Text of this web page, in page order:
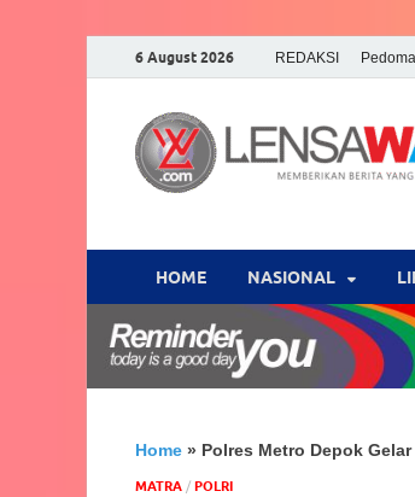
6 August 2026 REDAKSI
HOME NASIONAL
Home » Polres Metro Depok
MATRA / POLRI